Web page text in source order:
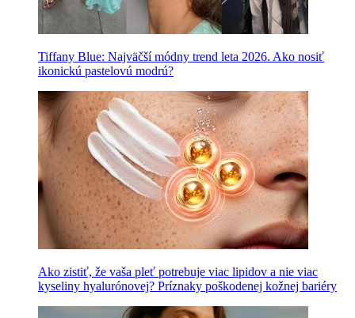
Tiffany Blue: Najväčší módny trend leta 2026. Ako nosiť
ikonickú pastelovú modrú?
Ako zistiť, že vaša pleť potrebuje viac lipidov a nie viac
kyseliny hyalurónovej? Príznaky poškodenej kožnej bariéry